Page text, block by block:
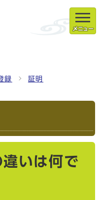
メニュー
録 証明
いは何で